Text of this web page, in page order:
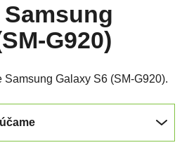
G920)
Samsung Galaxy S6 (SM-G920).